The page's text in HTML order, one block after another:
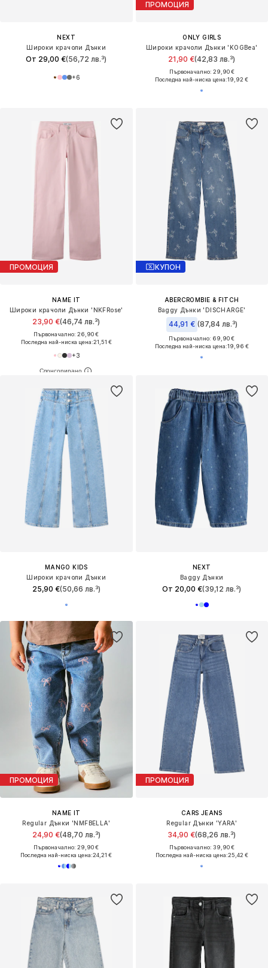
NEXT
Широки крачоли Дънки
От 29,00 €(56,72 лв.³)
+6
ПРОМОЦИЯ
ONLY GIRLS
Широки крачоли Дънки 'KOGBea'
21,90 €(42,83 лв.³)
Първоначално: 29,90 €
Последна най-ниска цена:19,92 €
ПРОМОЦИЯ
NAME IT
Широки крачоли Дънки 'NKFRose'
23,90 €(46,74 лв.³)
Първоначално: 26,90 €
Последна най-ниска цена:21,51 €
+3
КУПОН
ABERCROMBIE & FITCH
Baggy Дънки 'DISCHARGE'
44,91 € (87,84 лв.³)
Първоначално: 69,90 €
Последна най-ниска цена:19,96 €
MANGO KIDS
Широки крачоли Дънки
25,90 €(50,66 лв.³)
NEXT
Baggy Дънки
От 20,00 €(39,12 лв.³)
ПРОМОЦИЯ
NAME IT
Regular Дънки 'NMFBELLA'
24,90 €(48,70 лв.³)
Първоначално: 29,90 €
Последна най-ниска цена:24,21 €
ПРОМОЦИЯ
CARS JEANS
Regular Дънки 'YARA'
34,90 €(68,26 лв.³)
Първоначално: 39,90 €
Последна най-ниска цена:25,42 €